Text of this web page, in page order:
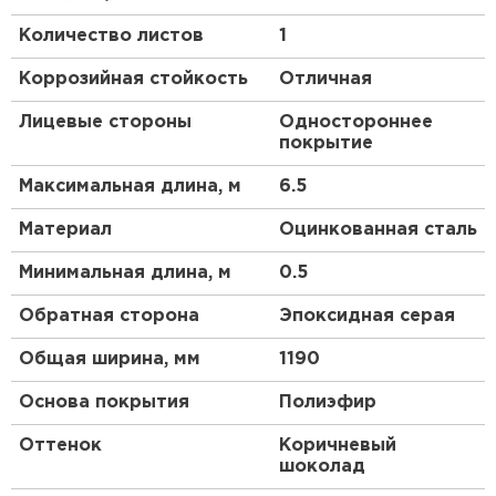
материал от царапин. Толщина финишного слоя
довольно высока и составляет 45 мкм, что также
обеспечивает кровле повышенную
износостойкость. Объёмные оттенки и фактурная
матовая поверхность подчеркнут эстетику и
статус дома. Под разными углами обзора
покрытие словно меняет свой тон, добавляя
Преимущества:
Вы найдёте цвет покрытия, который будет
оптимальным для вашего объекта
Вас порадует долгий срок службы
металлочерепицы.
Металлочерепица МП Ламонтерра (VikingMP
E-20-3005-0.5) — пожаробезопасный
Количество листов 1
Коррозийная стойкость Отличная
Лицевые стороны
Одностороннее
покрытие
Максимальная длина, м 6.5
Материал Оцинкованная сталь
Минимальная длина, м 0.5
Обратная сторона Эпоксидная серая
Общая ширина, мм 1190
Основа покрытия Полиэфир
Оттенок
Коричневый
шоколад